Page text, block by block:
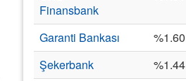
Finansbank
Garanti Bankası
%1.60
Şekerbank
%1.44